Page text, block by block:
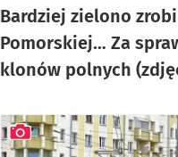
Bardziej zielono
Pomorskiej… Za
klonów polnych